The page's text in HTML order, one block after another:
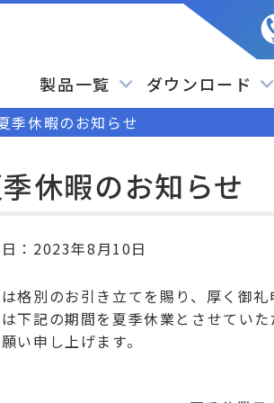
製品一覧 ダウンロード
季休暇のお知らせ
休暇のお知らせ
： 2023年8月10日
格別のお引き立てを賜り、厚く御礼
下記の期間を夏季休業とさせてい
い申し上げます。